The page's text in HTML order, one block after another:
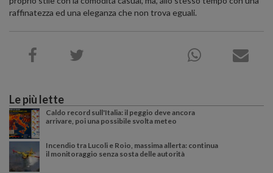
raffinatezza ed una eleganza che non trova eguali.
Le più lette
Caldo record sull'Italia: il peggio deve ancora
arrivare, poi una possibile svolta meteo
Incendio tra Lucoli e Roio, massima allerta: continua
il monitoraggio senza sosta delle autorità